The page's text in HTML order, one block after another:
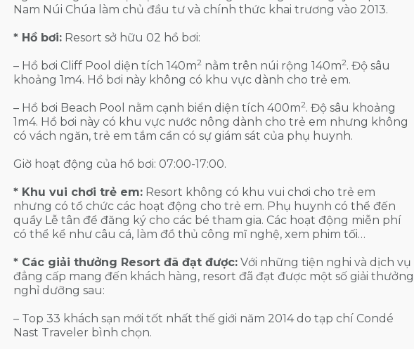
Nam Núi Chúa làm chủ đầu tư và chính thức khai trương vào 2013.
* Hồ bơi: Resort sở hữu 02 hồ bơi:
– Hồ bơi Cliff Pool diện tích 140m2 nằm trên núi rộng 140m2. Độ sâu
khoảng 1m4. Hồ bơi này không có khu vực dành cho trẻ em.
– Hồ bơi Beach Pool nằm cạnh biển diện tích 400m2. Độ sâu khoảng
1m4. Hồ bơi này có khu vực nước nông dành cho trẻ em nhưng không
có vách ngăn, trẻ em tắm cần có sự giám sát của phụ huynh.
Giờ hoạt động của hồ bơi: 07:00-17:00.
* Khu vui chơi trẻ em: Resort không có khu vui chơi cho trẻ em
nhưng có tổ chức các hoạt động cho trẻ em. Phụ huynh có thể đến
quầy Lễ tân để đăng ký cho các bé tham gia. Các hoạt động miễn phí
có thể kể như câu cá, làm đồ thủ công mĩ nghệ, xem phim tối…
* Các giải thưởng Resort đã đạt được: Với những tiện nghi và dịch vụ
đẳng cấp mang đến khách hàng, resort đã đạt được một số giải thưởng
nghỉ dưỡng sau:
– Top 33 khách sạn mới tốt nhất thế giới năm 2014 do tạp chí Condé
Nast Traveler bình chọn.